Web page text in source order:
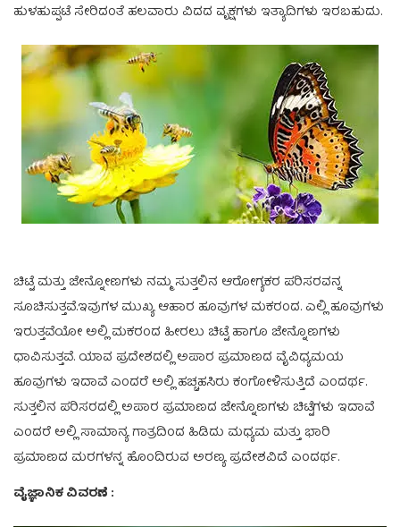
ಹುಳಹುಪ್ಪಟೆ ಸೇರಿದಂತೆ ಹಲವಾರು ವಿದದ ವೃಕ್ಷಗಳು ಇತ್ಯಾದಿಗಳು ಇರಬಹುದು.
ಚಿಟ್ಟೆ ಮತ್ತು ಜೇನ್ನೋಣಗಳು ನಮ್ಮ ಸುತ್ತಲಿನ ಆರೋಗ್ಯಕರ ಪರಿಸರವನ್ನ
ಸೂಚಿಸುತ್ತವೆ.ಇವುಗಳ ಮುಖ್ಯ ಆಹಾರ ಹೂವುಗಳ ಮಕರಂದ. ಎಲ್ಲಿ ಹೂವುಗಳು
ಇರುತ್ತವೆಯೋ ಅಲ್ಲಿ ಮಕರಂದ ಹೀರಲು ಚಿಟ್ಟೆ ಹಾಗೂ ಜೇನ್ನೊಣಗಳು
ಧಾವಿಸುತ್ತವೆ. ಯಾವ ಪ್ರದೇಶದಲ್ಲಿ ಅಪಾರ ಪ್ರಮಾಣದ ವೈವಿಧ್ಯಮಯ
ಹೂವುಗಳು ಇದಾವೆ ಎಂದರೆ ಅಲ್ಲಿ ಹಚ್ಚಹಸಿರು ಕಂಗೋಳಿಸುತ್ತಿದೆ ಎಂದರ್ಥ.
ಸುತ್ತಲಿನ ಪರಿಸರದಲ್ಲಿ ಅಪಾರ ಪ್ರಮಾಣದ ಜೇನ್ನೊಣಗಳು ಚಿಟ್ಟೆಗಳು ಇದಾವೆ
ಎಂದರೆ ಅಲ್ಲಿ ಸಾಮಾನ್ಯ ಗಾತ್ರದಿಂದ ಹಿಡಿದು ಮಧ್ಯಮ ಮತ್ತು ಭಾರಿ
ಪ್ರಮಾಣದ ಮರಗಳನ್ನ ಹೊಂದಿರುವ ಅರಣ್ಯ ಪ್ರದೇಶವಿದೆ ಎಂದರ್ಥ.
ವೈಜ್ಞಾನಿಕ ವಿವರಣೆ :